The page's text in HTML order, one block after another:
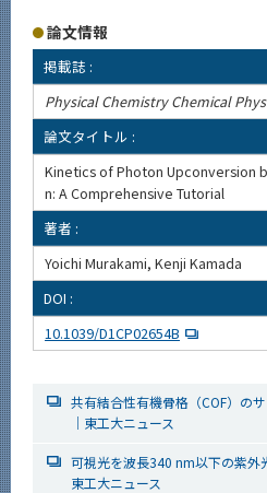
論文情報
掲載誌 :
Physical Chemistry Chemical
論文タイトル :
Kinetics of Photon Upconversion
n: A Comprehensive Tutorial
著者 :
Yoichi Murakami, Kenji Kamada
DOI :
10.1039/D1CP02654B
共有結合性有機骨格（COF）の
｜東工大ニュース
可視光を波長340 nm以下の紫外
東工大ニュース